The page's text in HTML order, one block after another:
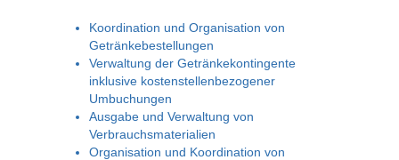
Koordination und Organisation von
Getränke­bestellungen
Verwaltung der Getränkekontingente
inklusive kostenstellenbezogener
Umbuchungen
Ausgabe und Verwaltung von
Verbrauchsmaterialien
Organisation und Koordination von